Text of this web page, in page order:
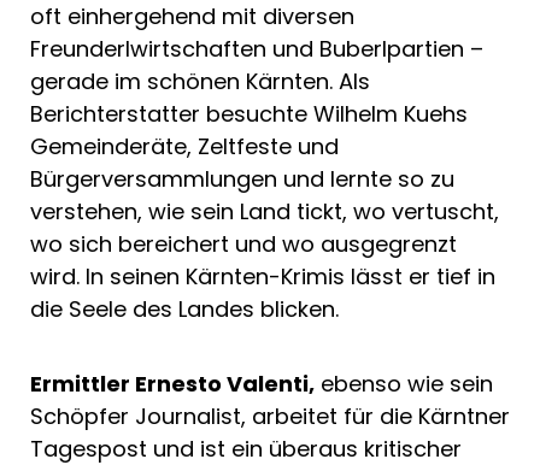
oft einhergehend mit diversen
Freunderlwirtschaften und Buberlpartien –
gerade im schönen Kärnten. Als
Berichterstatter besuchte Wilhelm Kuehs
Gemeinderäte, Zeltfeste und
Bürgerversammlungen und lernte so zu
verstehen, wie sein Land tickt, wo vertuscht,
wo sich bereichert und wo ausgegrenzt
wird. In seinen Kärnten-Krimis lässt er tief in
die Seele des Landes blicken.
Ermittler Ernesto Valenti, ebenso wie sein
Schöpfer Journalist, arbeitet für die Kärntner
Tagespost und ist ein überaus kritischer